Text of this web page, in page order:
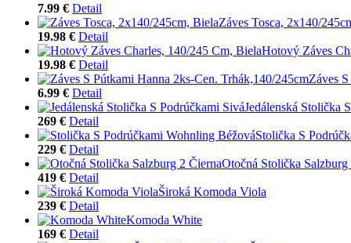
7.99 € Detail
Záves Tosca, 2x140/
19.98 € Detail
Hotový Záves
19.98 € Detail
Záves
6.99 € Detail
Jedálenská Stolička
269 € Detail
Stolička S
229 € Detail
Otočná Stolička Salzburg
419 € Detail
Široká Komoda Viola
239 € Detail
Komoda White
169 € Detail